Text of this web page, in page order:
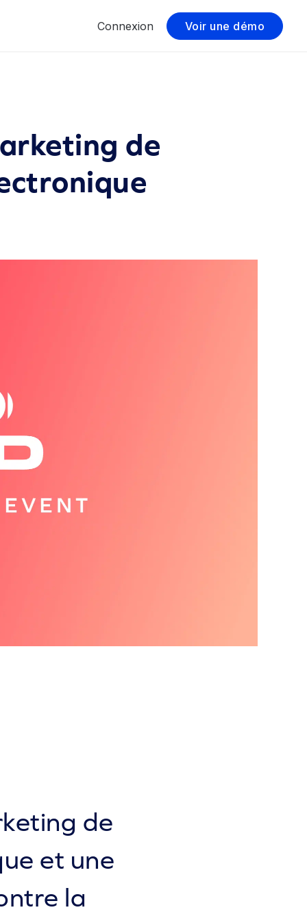
Connexion Voir une démo
de
de
et une
la